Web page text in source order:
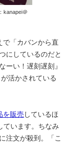
kanapei＠
「カバンから直
にしているのだと
ーい！遅刻遅刻』
活かされている
を販売 しているほ
ています。ちなみ
注文が殺到。「こ